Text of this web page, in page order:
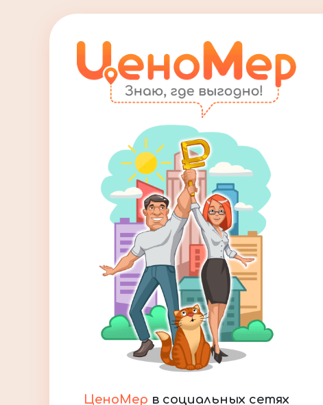
ЦеноМер в социальных сетях